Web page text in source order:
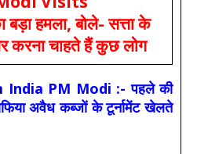
हमला, बोले- सत्ता के
करना चाहते हैं कुछ लोग
PM Modi :- पहले की
अवैध कब्जों के टूर्नामेंट खेलते